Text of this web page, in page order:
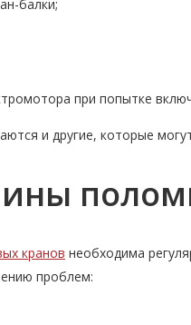
балки;
при попытке
и другие, которые
кранов необходима
проблем: